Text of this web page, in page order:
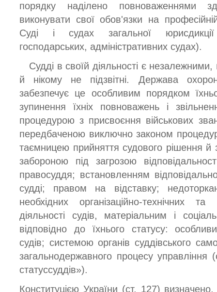
порядку наділено повноваженнями
виконувати свої обов'язки на
Суді і судах загальної юрисдикції
господарських, адміністративних судах).
Судді в своїй діяльності є
й нікому не підзвітні. Держава
забезпечує це особливим порядком
зупинення їхніх повноважень і
процедурою з присвоєння військових
передбаченою виключно законом
таємницею прийняття судового рішення й
забороною під загрозою
правосуддя; встановленням
судді; правом на відставку;
необхідних організаційно-технічних
діяльності судів, матеріальним і
відповідно до їхнього статусу:
судів; системою органів суддівського
загальнодержавного процесу
статуссуддів»).
Конституцією України (ст. 127)